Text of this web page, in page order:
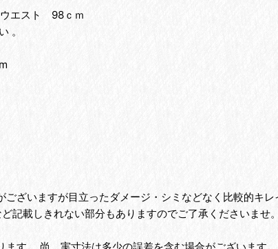
スト 98ｃｍ
。
いますが目立ったダメージ・シミなどなく比較的キレ
記載しきれない部分もありますのでご了承くださいませ。